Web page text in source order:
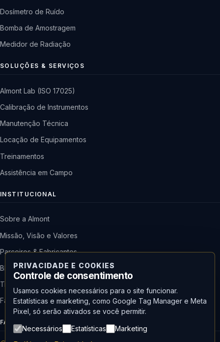
Dosímetro de Ruído
Bomba de Amostragem
Medidor de Radiação
SOLUÇÕES & SERVIÇOS
Almont Lab (ISO 17025)
Calibração de Instrumentos
Manutenção Técnica
Locação de Equipamentos
Treinamentos
Assistência em Campo
INSTITUCIONAL
Sobre a Almont
Missão, Visão e Valores
Parceiros & Fabricantes
Blog & Notícias
Trabalhe Conosco
Fale Conosco
FALE COM A ALMONT
PRIVACIDADE E COOKIES
Controle de consentimento
Usamos cookies necessários para o site funcionar.
Estatísticas e marketing, como Google Tag Manager e Meta
Pixel, só serão ativados se você permitir.
Necessários Estatísticas Marketing